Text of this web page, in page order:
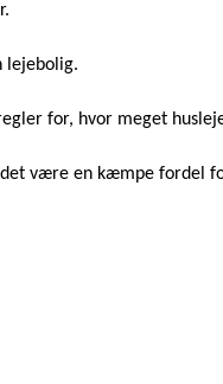
lejebolig.
for, hvor meget
være en kæmpe fordel